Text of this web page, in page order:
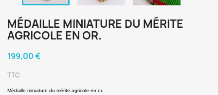
MÉDAILLE MINIATURE DU MÉRITE
AGRICOLE EN OR.
199,00 €
TTC
Médaille miniature du mérite agricole en or.